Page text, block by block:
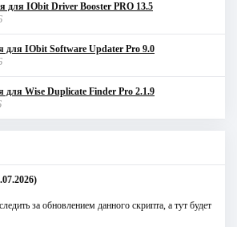
для IObit Driver Booster PRO 13.5
для IObit Software Updater Pro 9.0
для Wise Duplicate Finder Pro 2.1.9
за обновлением данного скрипта, а тут будет